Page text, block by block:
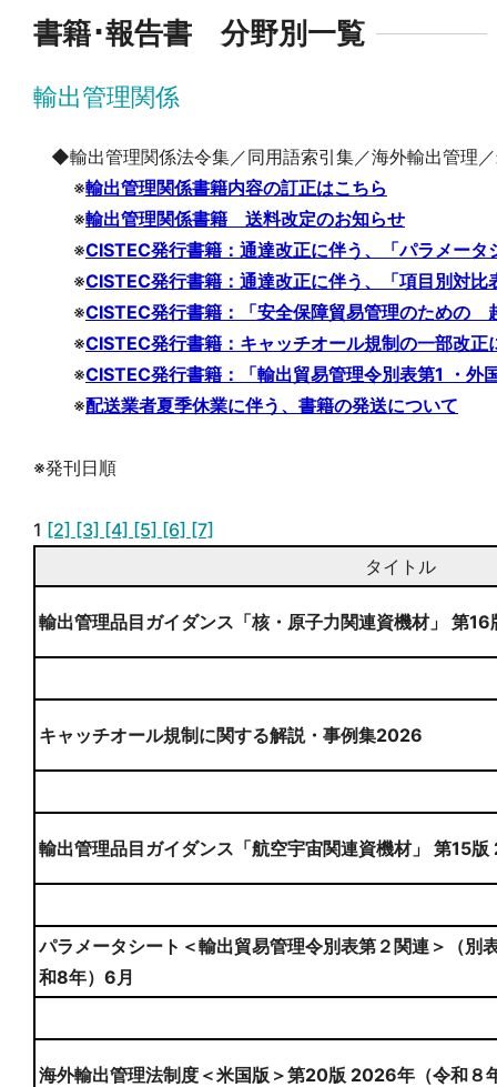
書籍･報告書 分野別一覧
輸出管理関係
◆輸出管理関係法令集／同用語索引集／海外輸出管理
※輸出管理関係書籍内容の訂正はこちら
※輸出管理関係書籍 送料改定のお知らせ
※CISTEC発行書籍：通達改正に伴う、「パラメー
※CISTEC発行書籍：通達改正に伴う、「項目別対
※CISTEC発行書籍：「安全保障貿易管理のため
※CISTEC発行書籍：キャッチオール規制の一部改
※CISTEC発行書籍：「輸出貿易管理令別表第1 ・
※配送業者夏季休業に伴う、書籍の発送について
※発刊日順
1 [2] [3] [4] [5] [6] [7]
タイトル
輸出管理品目ガイダンス「核・原子力関連資機材」 第
キャッチオール規制に関する解説・事例集2026
輸出管理品目ガイダンス「航空宇宙関連資機材」 第15
パラメータシート＜輸出貿易管理令別表第２関連＞（
和8年）6月
海外輸出管理法制度＜米国版＞第20版 2026年（令和８